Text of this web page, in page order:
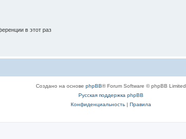
в этот раз
Создано на основе phpBB® Forum Software © phpBB Limited
Русская поддержка phpBB
Конфиденциальность| Правила